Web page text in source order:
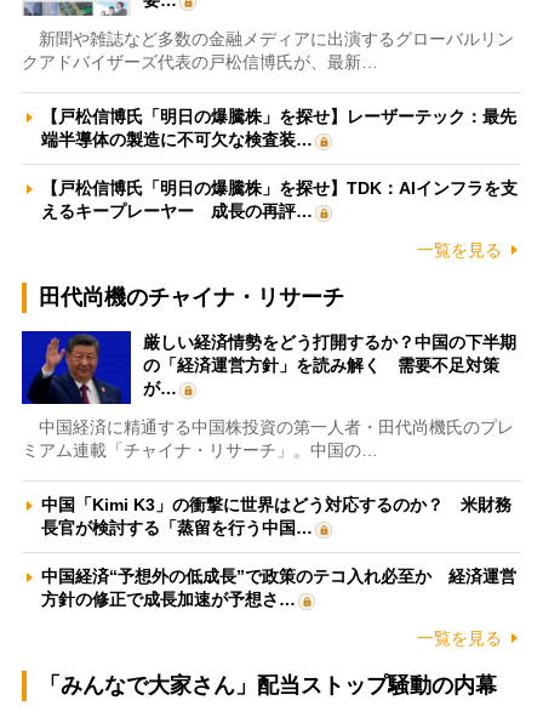
新聞や雑誌など多数の金融メディアに出演するグローバルリン
クアドバイザーズ代表の戸松信博氏が、最新…
【戸松信博氏「明日の爆騰株」を探せ】レーザーテック：最先
端半導体の製造に不可欠な検査装…
【戸松信博氏「明日の爆騰株」を探せ】TDK：AIインフラを支
えるキープレーヤー 成長の再評…
一覧を見る
田代尚機のチャイナ・リサーチ
厳しい経済情勢をどう打開するか？中国の下半期
の「経済運営方針」を読み解く 需要不足対策
が…
中国経済に精通する中国株投資の第一人者・田代尚機氏のプレ
ミアム連載「チャイナ・リサーチ」。中国の…
中国「Kimi K3」の衝撃に世界はどう対応するのか？ 米財務
長官が検討する「蒸留を行う中国…
中国経済“予想外の低成長”で政策のテコ入れ必至か 経済運営
方針の修正で成長加速が予想さ…
一覧を見る
「みんなで大家さん」配当ストップ騒動の内幕